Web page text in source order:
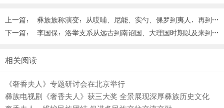
上一篇：
彝族族称演变：从哎哺、尼能、实勺、倮罗到夷人，再到彝族 ... ...
下一篇：
李国保：洛举支系从远古到南诏国、大理国时期以及来到古乌撒乌蒙区域的历史沿革 ...
相关阅读
《奢香夫人》专题研讨会在北京举行
彝族电视剧《奢香夫人》获三大奖 全景展现深厚彝族历史文化